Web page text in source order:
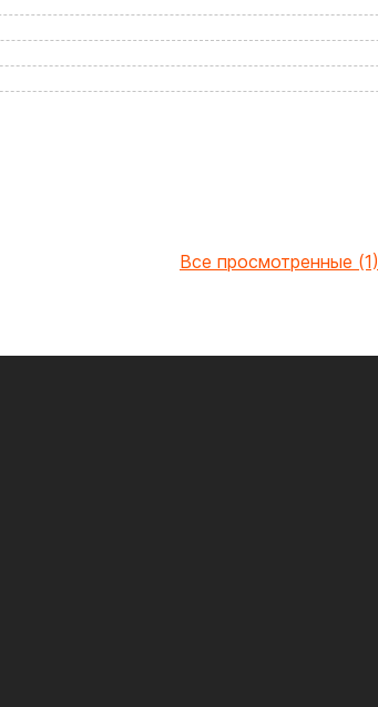
Все просмотренные (1)